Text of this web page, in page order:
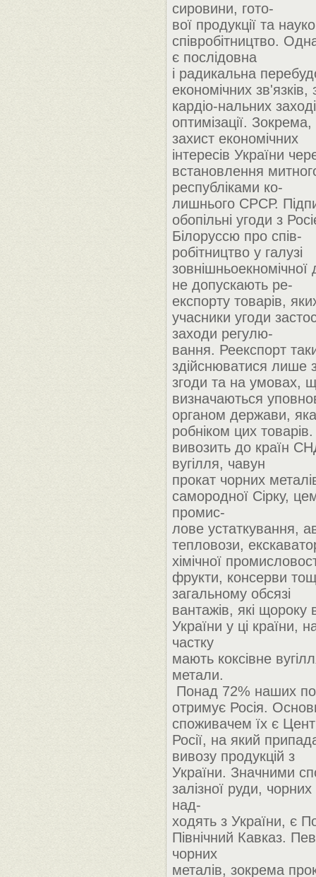
сировини, гото-
вої продукції та
співробітництво.
є послідовна
і радикальна
економічних зв'язків,
кардіо-нальних
оптимізації.
захист економічних
інтересів України
встановлення
республіками ко-
лишнього СРСР.
обопільні угоди з
Білоруссю про спів-
робітництво у галузі
зовнішньоекномічної
не допускають ре-
експорту товарів,
учасники угоди
заходи регулю-
вання. Реекспорт
здійснюватися лише
згоди та на умовах,
визначаються
органом держави,
робніком цих
вивозить до країн
вугілля, чавун
прокат чорних
самородної Сірку,
промис-
лове устаткування,
тепловози,
хімічної
фрукти, консерви
загальному обсязі
вантажів, які щороку
України у ці країни,
частку
мають коксівне
метали.
Понад 72% наших
отримує Росія.
споживачем їх є
Росії, на який
вивозу продукцій з
України. Значними
залізної руди, чорних
над-
ходять з України, є
Північний Кавказ.
чорних
металів, зокрема